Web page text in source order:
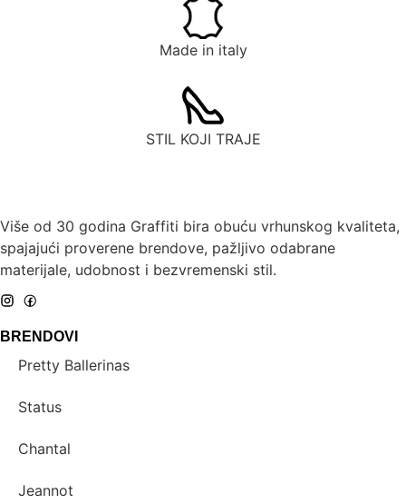
Made in italy
STIL KOJI TRAJE
Više od 30 godina Graffiti bira obuću vrhunskog kvaliteta,
spajajući proverene brendove, pažljivo odabrane
materijale, udobnost i bezvremenski stil.
BRENDOVI
Pretty Ballerinas
Status
Chantal
Jeannot